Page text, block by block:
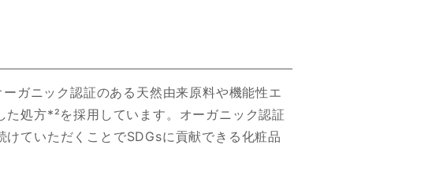
ガニック認証のある天然由来原料や機能性エ
処方*²を採用しています。オーガニック認証
ていただくことでSDGsに貢献できる化粧品